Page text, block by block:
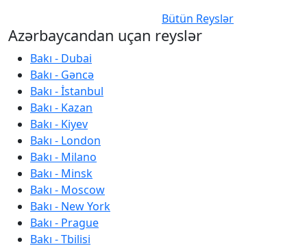
Bütün Reyslər
Azərbaycandan uçan reyslər
Bakı - Dubai
Bakı - Gəncə
Bakı - İstanbul
Bakı - Kazan
Bakı - Kiyev
Bakı - London
Bakı - Milano
Bakı - Minsk
Bakı - Moscow
Bakı - New York
Bakı - Prague
Bakı - Tbilisi